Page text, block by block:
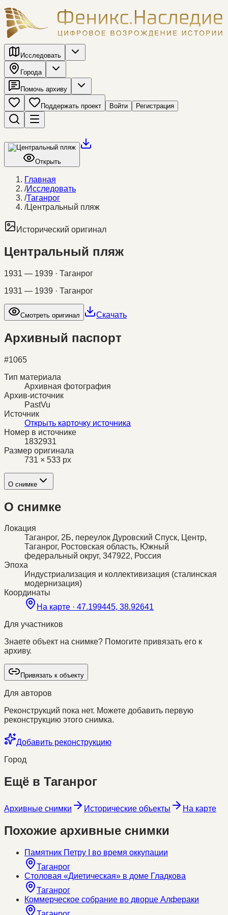
Исследовать
Города
Помочь архиву
Поддержать проект Войти Регистрация
Открыть
Главная
/Исследовать
/Таганрог
/Центральный пляж
Исторический оригинал
Центральный пляж
1931 — 1939 · Таганрог
1931 — 1939 · Таганрог
Смотреть оригинал Скачать
Архивный паспорт
#1065
Тип материала
Архивная фотография
Архив-источник
PastVu
Источник
Открыть карточку источника
Номер в источнике
1832931
Размер оригинала
731 × 533 px
О снимке
О снимке
Локация
Таганрог, 2Б, переулок Дуровский Спуск, Центр,
Таганрог, Ростовская область, Южный
федеральный округ, 347922, Россия
Эпоха
Индустриализация и коллективизация (сталинская
модернизация)
Координаты
На карте · 47.199445, 38.92641
Для участников
Знаете объект на снимке? Помогите привязать его к
архиву.
Привязать к объекту
Для авторов
Реконструкций пока нет. Можете добавить первую
реконструкцию этого снимка.
Добавить реконструкцию
Город
Ещё в Таганрог
Архивные снимки Исторические объекты На карте
Похожие архивные снимки
Памятник Петру I во время оккупации
Таганрог
Столовая «Диетическая» в доме Гладкова
Таганрог
Коммерческое собрание во дворце Алфераки